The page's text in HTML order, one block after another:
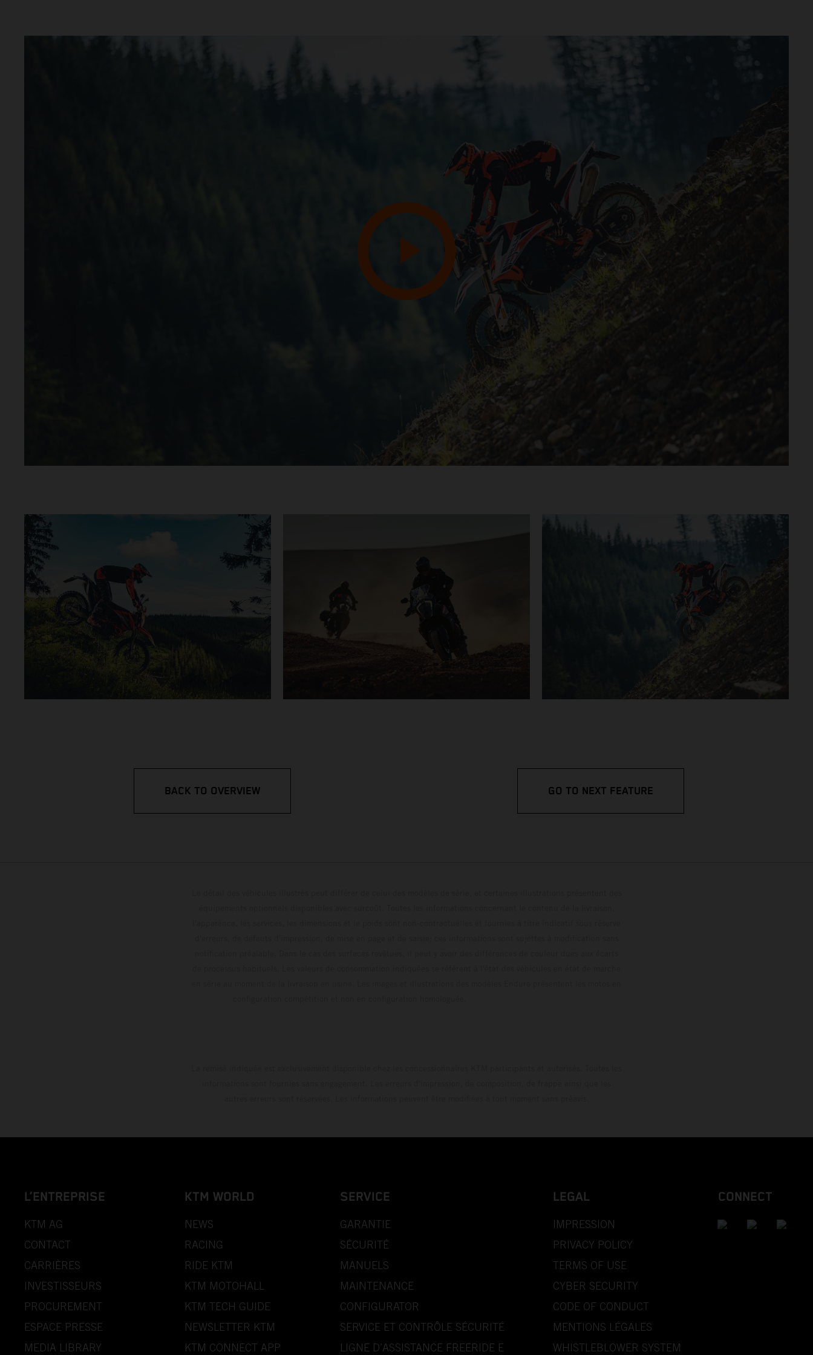
BACK TO OVERVIEW GO TO NEXT FEATURE
L’ENTREPRISE
KTM AG
CONTACT
CARRIÈRES
INVESTISSEURS
PROCUREMENT
ESPACE PRESSE
MEDIA LIBRARY
KTM WORLD
NEWS
RACING
RIDE KTM
KTM MOTOHALL
KTM TECH GUIDE
NEWSLETTER KTM
KTM CONNECT APP
SERVICE
GARANTIE
SÉCURITÉ
MANUELS
MAINTENANCE
CONFIGURATOR
SERVICE ET CONTRÔLE SÉCURITÉ
LIGNE D’ASSISTANCE FREERIDE E
LEGAL
IMPRESSION
PRIVACY POLICY
TERMS OF USE
CYBER SECURITY
CODE OF CONDUCT
MENTIONS LÉGALES
WHISTLEBLOWER SYSTEM
CONNECT